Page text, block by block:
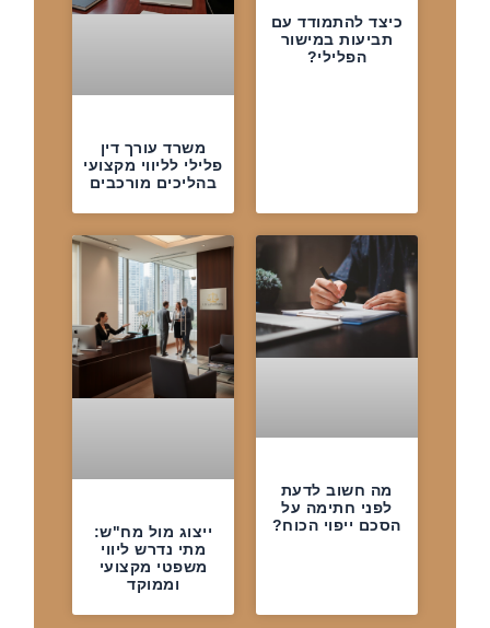
כיצד להתמודד עם
תביעות במישור
הפלילי?
משרד עורך דין
פלילי לליווי מקצועי
בהליכים מורכבים
מה חשוב לדעת
לפני חתימה על
הסכם ייפוי הכוח?
ייצוג מול מח"ש:
מתי נדרש ליווי
משפטי מקצועי
וממוקד